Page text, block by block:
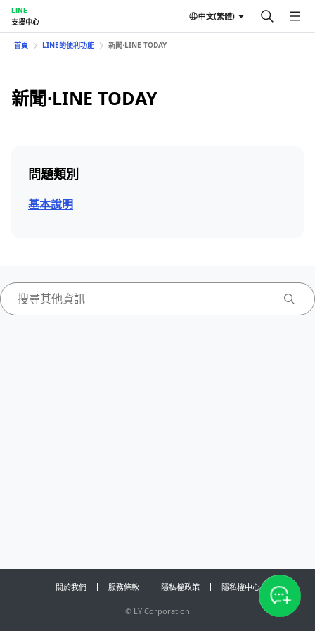
LINE
支援中心
中文(繁體)
首頁 LINE的便利功能 新聞⋅LINE TODAY
新聞⋅LINE TODAY
問題類別
基本說明
關於我們 服務條款 隱私權政策 隱私權中心
© LY Corporation